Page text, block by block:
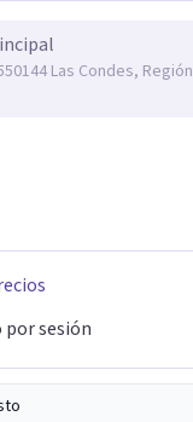
Las Condes, Región
sesión